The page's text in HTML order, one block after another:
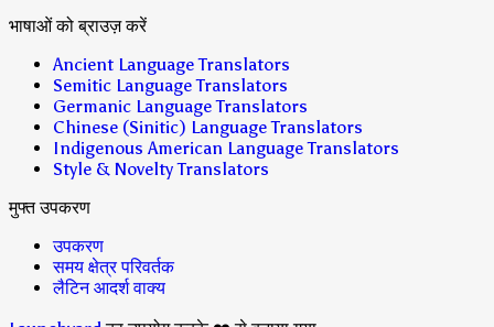
भाषाओं को ब्राउज़ करें
Ancient Language Translators
Semitic Language Translators
Germanic Language Translators
Chinese (Sinitic) Language Translators
Indigenous American Language Translators
Style & Novelty Translators
मुफ्त उपकरण
उपकरण
समय क्षेत्र परिवर्तक
लैटिन आदर्श वाक्य